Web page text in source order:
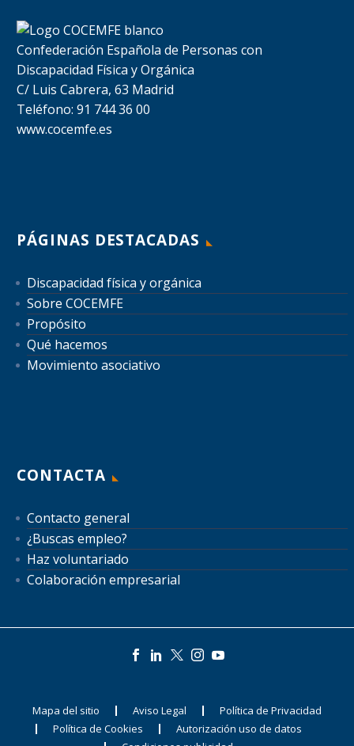
Confederación Española de Personas con
Discapacidad Física y Orgánica
C/ Luis Cabrera, 63 Madrid
Teléfono: 91 744 36 00
www.cocemfe.es
PÁGINAS DESTACADAS
Discapacidad física y orgánica
Sobre COCEMFE
Propósito
Qué hacemos
Movimiento asociativo
CONTACTA
Contacto general
¿Buscas empleo?
Haz voluntariado
Colaboración empresarial
Mapa del sitio Aviso Legal
Política de Privacidad
Política de Cookies
Autorización uso de datos